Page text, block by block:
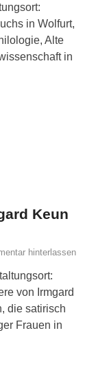
in Wolfurt,
Alte
in
Keun
hinterlassen
von Irmgard
die satirisch
Frauen in